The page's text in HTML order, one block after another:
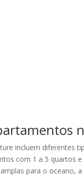
incluem
com 1 a 5 quartos
para o oceano,